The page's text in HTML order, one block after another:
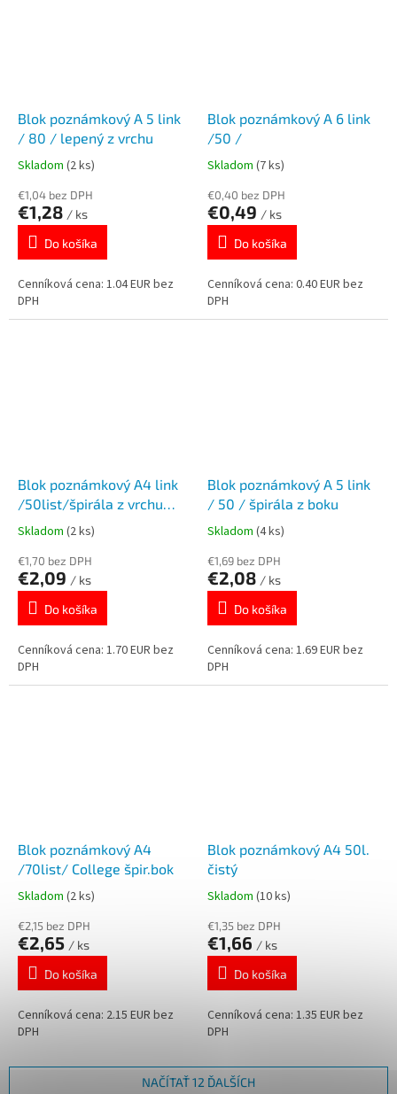
Blok poznámkový A 5 link
/ 80 / lepený z vrchu
Skladom (2 ks)
€1,04 bez DPH
€1,28 / ks
Do košíka
Cenníková cena: 1.04 EUR bez
DPH
Blok poznámkový A 6 link
/50 /
Skladom (7 ks)
€0,40 bez DPH
€0,49 / ks
Do košíka
Cenníková cena: 0.40 EUR bez
DPH
Blok poznámkový A4 link
/50list/špirála z vrchu
linajk
Skladom (2 ks)
€1,70 bez DPH
€2,09 / ks
Do košíka
Cenníková cena: 1.70 EUR bez
DPH
Blok poznámkový A 5 link
/ 50 / špirála z boku
Skladom (4 ks)
€1,69 bez DPH
€2,08 / ks
Do košíka
Cenníková cena: 1.69 EUR bez
DPH
Blok poznámkový A4
/70list/ College špir.bok
Skladom (2 ks)
€2,15 bez DPH
€2,65 / ks
Do košíka
Cenníková cena: 2.15 EUR bez
DPH
Blok poznámkový A4 50l.
čistý
Skladom (10 ks)
€1,35 bez DPH
€1,66 / ks
Do košíka
Cenníková cena: 1.35 EUR bez
DPH
NAČÍTAŤ 12 ĎALŠÍCH